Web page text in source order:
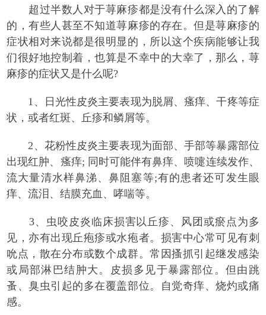
超过半数人对于荨麻疹都是没有什么深入的了解
的，有些人甚至不知道荨麻疹的存在。但是荨麻疹的
症状相对来说都是很明显的，所以这个疾病能够让我
们很好地控制着，也算是不幸中的大幸了，那么，荨
麻疹的症状又是什么呢?
1、日光性皮炎主要表现为脱屑、瘙痒、干疼等症
状，或者红斑、丘疹和鳞屑等。
2、花粉性皮炎主要表现为面部、手部等暴露部位
出现红肿、瘙痒; 同时可能伴有鼻痒、喷嚏连续发作、
流大量清水样鼻涕、鼻阻塞等;有的患者还可发生眼
痒、流泪、结膜充血、哮喘等。
3、虫咬皮炎临床损害以丘疹、风团或瘀点为多
见，亦有出现丘疱疹或水疱者。损害中心常可见有刺
吮点，散在分布或数个成群。常因搔抓引起继发感染
或局部淋巴结肿大。皮损多见于暴露部位。但由跳
蚤、臭虫引起的多在覆盖部位。自觉奇痒、烧灼或痛
感。